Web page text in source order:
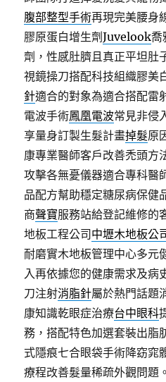
腹部整型手術再現完美腰身
膠原蛋白增生劑Juvelook喬
劑，性感肚臍且真正平坦肚
視鏡操刀搭配科技組織膠美
針適合的對象為適合搭配雷
電波手術鳳凰電波常見非侵
享量身訂製生髮計畫掉髮原
康專業醫師客戶改善禿頭方
攻擊各無憂儀器適合專科醫
品配方幫助穩定糖尿病保健
商聲寶服務站給登記維修的
地板工程公司 中壢木地板公
耐磨實木地板管理中心多元
入再依據您的健康需求及病
刀注射消脂針屬於熱門話題
康知識乾眼症治療台中眼科
務，搭配特色加選套裝出脂
式隱痕七合眼袋手術降窈窕
療程改善髮量稀疏外觀問題